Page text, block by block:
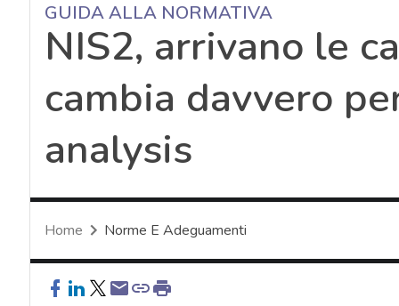
GUIDA ALLA NORMATIVA
NIS2, arrivano le
cambia davvero
analysis
Home Norme E Adeguamenti